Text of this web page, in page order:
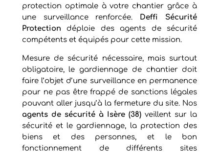
protection optimale à votre chantier grâce à
une surveillance renforcée. Deffi Sécurité
Protection déploie des agents de sécurité
compétents et équipés pour cette mission.
Mesure de sécurité nécessaire, mais surtout
obligatoire, le gardiennage de chantier doit
faire l’objet d’une surveillance en permanence
pour ne pas être frappé de sanctions légales
pouvant aller jusqu’à la fermeture du site. Nos
agents de sécurité à Isère (38) veillent sur la
sécurité et le gardiennage, la protection des
biens et des personnes, et le bon
fonctionnement de différents sites